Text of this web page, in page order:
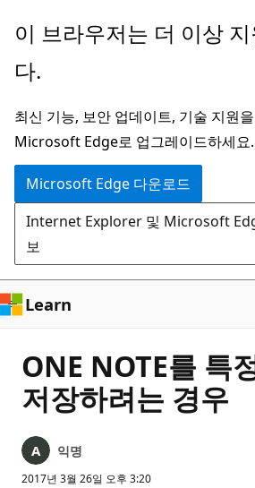
주
콘
츠
로
건
너
뛰
기
이 브라우저는 더 이상
다.
최신 기능, 보안 업데이트, 기술 지원
Microsoft Edge로 업그레이드하세요.
Microsoft Edge 다운로드
Internet Explorer 및 Microsoft
보
Learn
ONE NOTE를 특
저장하려는 경우
익명
2017년 3월 26일 오후 3:20